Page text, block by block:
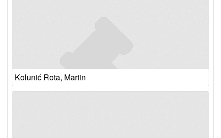
Kolunić Rota, Martin